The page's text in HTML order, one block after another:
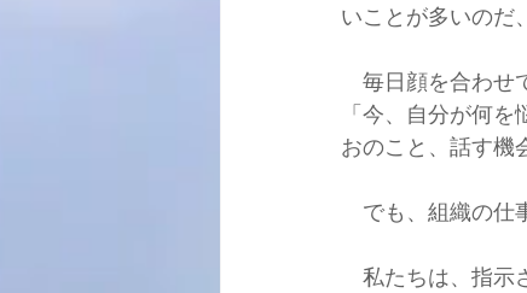
いことが多いのだ
毎日顔を合わせ
「今、自分が何
おのこと、話す機
でも、組織の仕
私たちは、指示